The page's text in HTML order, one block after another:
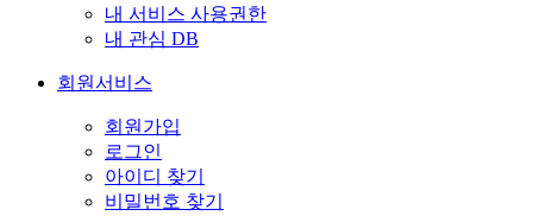
내 서비스 사용권한
내 관심 DB
회원서비스
회원가입
로그인
아이디 찾기
비밀번호 찾기